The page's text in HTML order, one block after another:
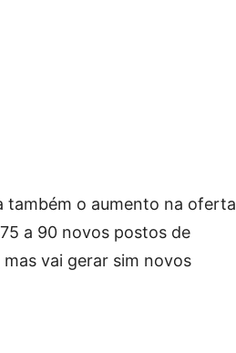
também o aumento na oferta
a 90 novos postos de
vai gerar sim novos